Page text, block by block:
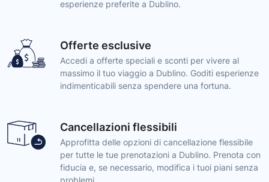
esperienze preferite a Dublino.
Offerte esclusive
Accedi a offerte speciali e sconti per vivere al
massimo il tuo viaggio a Dublino. Goditi esperienze
indimenticabili senza spendere una fortuna.
Cancellazioni flessibili
Approfitta delle opzioni di cancellazione flessibile
per tutte le tue prenotazioni a Dublino. Prenota con
fiducia e, se necessario, modifica i tuoi piani senza